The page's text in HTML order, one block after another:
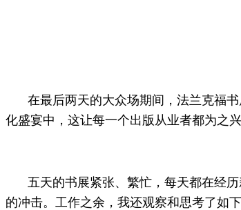
在最后两天的大众场期间，法兰克福
化盛宴中，这让每一个出版从业者都为之兴
五天的书展紧张、繁忙，每天都在经
的冲击。工作之余，我还观察和思考了如下